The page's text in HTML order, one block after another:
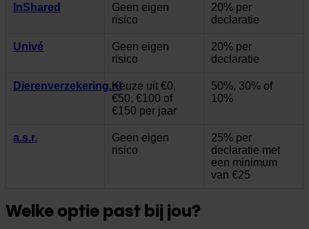
InShared
Geen eigen
risico
20% per
declaratie
Univé
Geen eigen
risico
20% per
declaratie
Dierenverzekering.nlKeuze uit €0,
€50, €100 of
€150 per jaar
50%, 30% of
10%
a.s.r.
Geen eigen
risico
25% per
declaratie met
een minimum
van €25
Welke optie past bij jou?